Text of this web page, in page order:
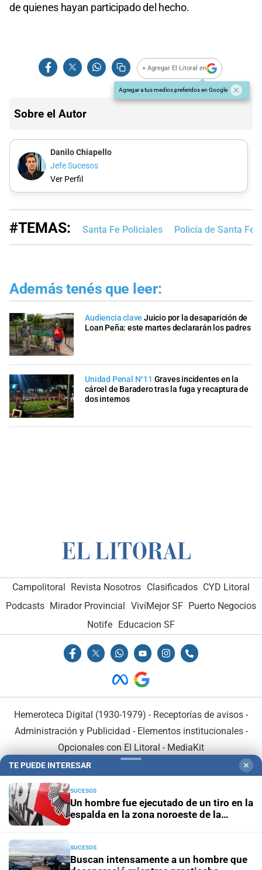
de quienes hayan participado del hecho.
+ Agregar El Litoral en
Agregar a tus medios preferidos en Google
Sobre el Autor
Danilo Chiapello
Jefe Sucesos
Ver Perfil
#TEMAS: Santa Fe Policiales Policía de Santa Fe
Además tenés que leer:
Audiencia clave Juicio por la desaparición de
Loan Peña: este martes declararán los padres
Unidad Penal N°11 Graves incidentes en la
cárcel de Baradero tras la fuga y recaptura de
dos internos
Campolitoral Revista Nosotros Clasificados CYD Litoral
Podcasts Mirador Provincial VivíMejor SF Puerto Negocios
Notife
Educacion SF
Hemeroteca Digital (1930-1979) - Receptorías de avisos -
Administración y Publicidad - Elementos institucionales-
Opcionales con El Litoral - MediaKit
En Asociación con:
TE PUEDE INTERESAR ✕
SUCESOS
Un hombre fue ejecutado de un tiro en la
espalda en la zona noroeste de la
SUCESOS
Buscan intensamente a un hombre que